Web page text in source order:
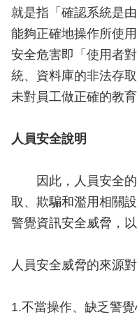
就是指「確認系統是
能夠正確地操作所使
安全危害即「使用者
統、資料庫的非法存
未對員工做正確的教
人員安全說明
因此，人員安全的
取、欺騙和濫用相關
警覺資訊安全威脅，
人員安全威脅的來源
1.不當操作、缺乏警覺